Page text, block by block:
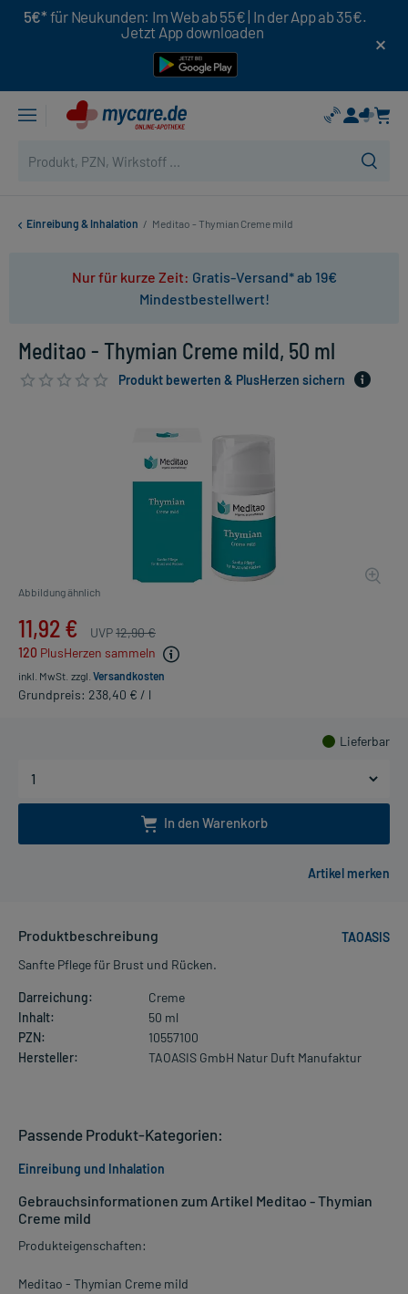
5€* für Neukunden: Im Web ab 55€ | In der App ab 35€.
Jetzt App downloaden
Einreibung & Inhalation / Meditao - Thymian Creme mild
Nur für kurze Zeit: Gratis-Versand* ab 19€
Mindestbestellwert!
Meditao - Thymian Creme mild, 50 ml
Produkt bewerten & PlusHerzen sichern
Abbildung ähnlich
11,92 € UVP12,90 €
120 PlusHerzen sammeln
inkl. MwSt. zzgl. Versandkosten
Grundpreis: 238,40 € / l
Lieferbar
In den Warenkorb
Produktbeschreibung
TAOASIS
Sanfte Pflege für Brust und Rücken.
Darreichung:
Creme
Inhalt:
50 ml
PZN:
10557100
Hersteller:
TAOASIS GmbH Natur Duft Manufaktur
Gebrauchsinformationen zum Artikel Meditao - Thymian
Creme mild
Produkteigenschaften:
Meditao - Thymian Creme mild
Passende Produkt-Kategorien:
Einreibung und Inhalation